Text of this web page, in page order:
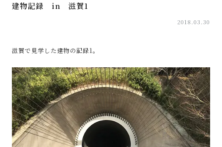
建物記録 in 滋賀1
2018.03.30
滋賀で見学した建物の記録1。